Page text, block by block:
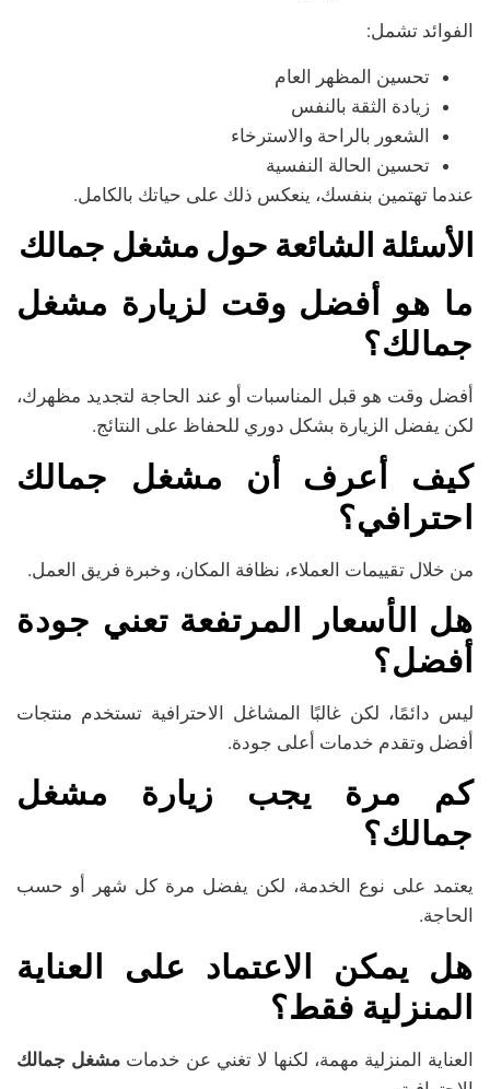
الفوائد تشمل:
تحسين المظهر العام
زيادة الثقة بالنفس
الشعور بالراحة والاسترخاء
تحسين الحالة النفسية
عندما تهتمين بنفسك، ينعكس ذلك على حياتك بالكامل.
الأسئلة الشائعة حول مشغل جمالك
ما هو أفضل وقت لزيارة مشغل
جمالك؟
أفضل وقت هو قبل المناسبات أو عند الحاجة لتجديد مظهرك،
لكن يفضل الزيارة بشكل دوري للحفاظ على النتائج.
كيف أعرف أن مشغل جمالك
احترافي؟
من خلال تقييمات العملاء، نظافة المكان، وخبرة فريق العمل.
هل الأسعار المرتفعة تعني جودة
أفضل؟
ليس دائمًا، لكن غالبًا المشاغل الاحترافية تستخدم منتجات
أفضل وتقدم خدمات أعلى جودة.
كم مرة يجب زيارة مشغل
جمالك؟
يعتمد على نوع الخدمة، لكن يفضل مرة كل شهر أو حسب
الحاجة.
هل يمكن الاعتماد على العناية
المنزلية فقط؟
العناية المنزلية مهمة، لكنها لا تغني عن خدمات مشغل جمالك